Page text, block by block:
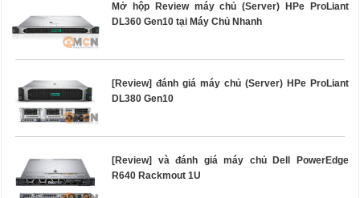
Mở hộp Review máy chủ (Server) HPe ProLiant
DL360 Gen10 tại Máy Chủ Nhanh
[Review] đánh giá máy chủ (Server) HPe ProLiant
DL380 Gen10
[Review] và đánh giá máy chủ Dell PowerEdge
R640 Rackmout 1U